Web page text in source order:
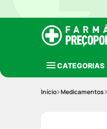
CATEGORIAS
Medicamentos